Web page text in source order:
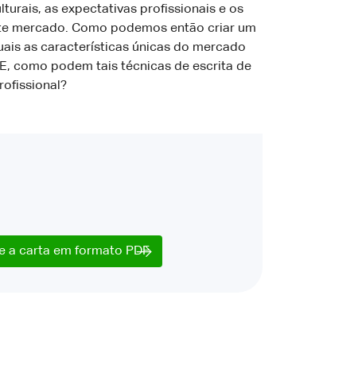
as expectativas profissionais e os
mercado. Como podemos então criar um
as características únicas do mercado
como podem tais técnicas de escrita de
a carta em formato PDF